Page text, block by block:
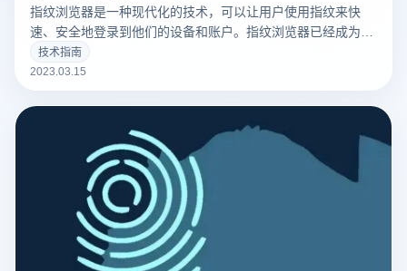
指纹浏览器是一种现代化的技术，可以让用户使用指纹来快
速、安全地登录到他们的设备和账户。指纹浏览器已经成为了
现代科技的标志之一，并且越来越多的人开始使用它。
技术指南
2023.03.15